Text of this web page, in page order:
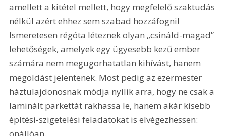
amellett a kitétel mellett, hogy megfelelő szaktudás
nélkül azért ehhez sem szabad hozzáfogni!
Ismeretesen régóta léteznek olyan „csináld-magad”
lehetőségek, amelyek egy ügyesebb kezű ember
számára nem megugorhatatlan kihívást, hanem
megoldást jelentenek. Most pedig az ezermester
háztulajdonosnak módja nyílik arra, hogy ne csak a
laminált parkettát rakhassa le, hanem akár kisebb
építési-szigetelési feladatokat is elvégezhessen: